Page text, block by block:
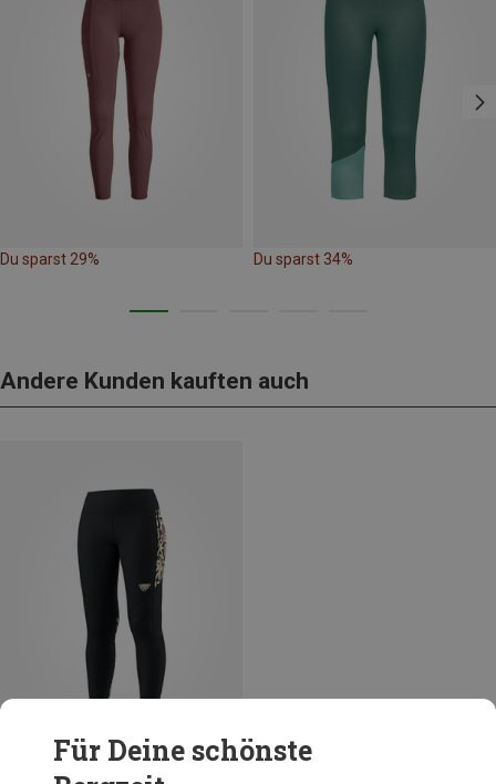
Du sparst 29% Du sparst 34%
Andere Kunden kauften auch
Du sparst 33%
Für Deine schönste